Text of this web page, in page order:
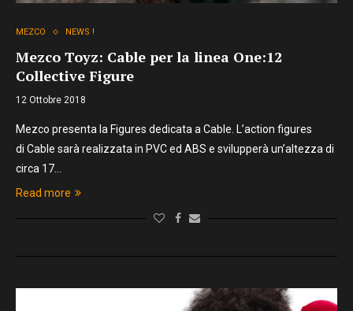
MEZCO NEWS !
Mezco Toyz: Cable per la linea One:12
Collective Figure
12 Ottobre 2018
Mezco presenta la Figures dedicata a Cable. L’action figures
di Cable sarà realizzata in PVC ed ABS e svilupperà un’altezza di
circa 17…
Read more